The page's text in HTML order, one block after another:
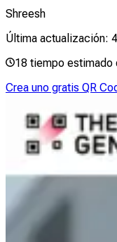
Shreesh
Última actualización:
18 tiempo estimado
Crea uno gratis QR